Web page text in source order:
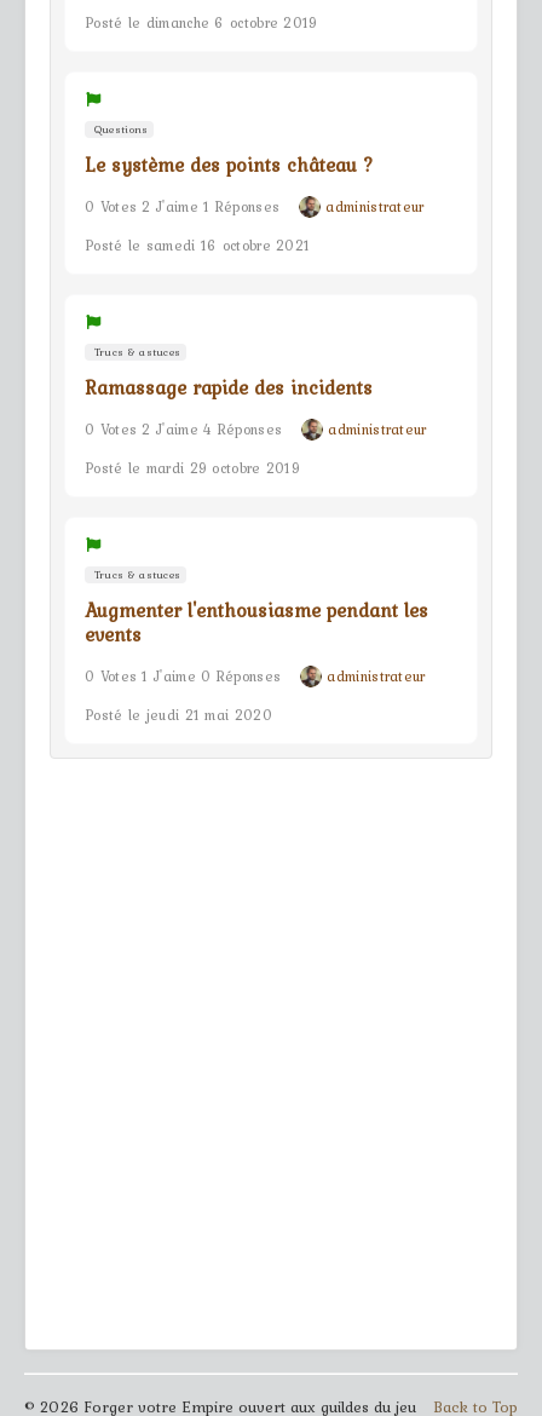
Posté le dimanche 6 octobre 2019
Questions
Le système des points château ?
0 Votes 2 J'aime 1 Réponses
administrateur
Posté le samedi 16 octobre 2021
Trucs & astuces
Ramassage rapide des incidents
0 Votes 2 J'aime 4 Réponses
administrateur
Posté le mardi 29 octobre 2019
Trucs & astuces
Augmenter l'enthousiasme pendant les
events
0 Votes 1 J'aime 0 Réponses
administrateur
Posté le jeudi 21 mai 2020
Back to Top
© 2026 Forger votre Empire ouvert aux guildes du jeu